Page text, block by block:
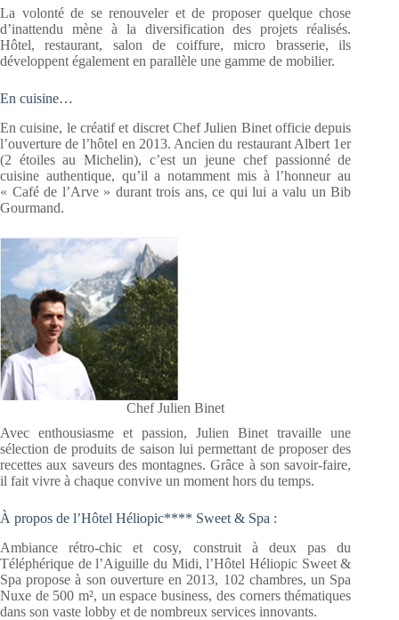
La volonté de se renouveler et de proposer quelque chose
d’inattendu mène à la diversification des projets réalisés.
Hôtel, restaurant, salon de coiffure, micro brasserie, ils
développent également en parallèle une gamme de mobilier.
En cuisine…
En cuisine, le créatif et discret Chef Julien Binet officie depuis
l’ouverture de l’hôtel en 2013. Ancien du restaurant Albert 1er
(2 étoiles au Michelin), c’est un jeune chef passionné de
cuisine authentique, qu’il a notamment mis à l’honneur au
« Café de l’Arve » durant trois ans, ce qui lui a valu un Bib
Gourmand.
Chef Julien Binet
Avec enthousiasme et passion, Julien Binet travaille une
sélection de produits de saison lui permettant de proposer des
recettes aux saveurs des montagnes. Grâce à son savoir-faire,
il fait vivre à chaque convive un moment hors du temps.
À propos de l’Hôtel Héliopic**** Sweet & Spa :
Ambiance rétro-chic et cosy, construit à deux pas du
Téléphérique de l’Aiguille du Midi, l’Hôtel Héliopic Sweet &
Spa propose à son ouverture en 2013, 102 chambres, un Spa
Nuxe de 500 m², un espace business, des corners thématiques
dans son vaste lobby et de nombreux services innovants.